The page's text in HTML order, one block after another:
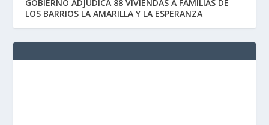
GOBIERNO ADJUDICA 88 VIVIENDAS A FAMILIAS DE
LOS BARRIOS LA AMARILLA Y LA ESPERANZA